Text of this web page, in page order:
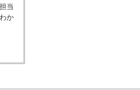
当
か